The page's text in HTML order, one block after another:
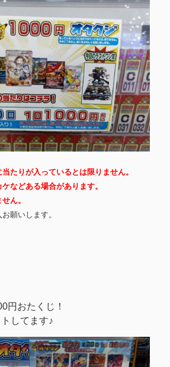
たりが入っているとは限りません。
などある場合があります。
ん。
願いします。
円おたくじ！
してます♪